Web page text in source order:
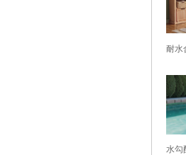
耐水
水勾